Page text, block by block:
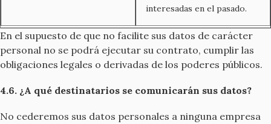
interesadas en el pasado.
En el supuesto de que no facilite sus datos de carácter
personal no se podrá ejecutar su contrato, cumplir las
obligaciones legales o derivadas de los poderes públicos.
4.6. ¿A qué destinatarios se comunicarán sus datos?
No cederemos sus datos personales a ninguna empresa